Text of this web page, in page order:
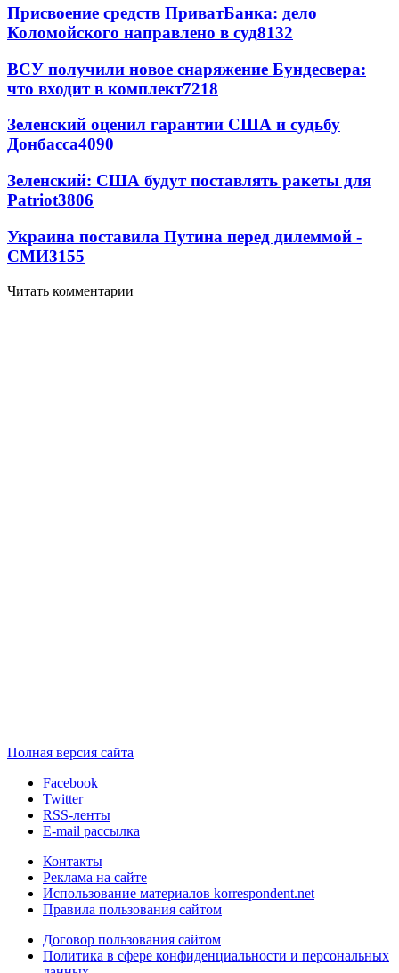
Присвоение средств ПриватБанка: дело
Коломойского направлено в суд8132
ВСУ получили новое снаряжение Бундесвера:
что входит в комплект7218
Зеленский оценил гарантии США и судьбу
Донбасса4090
Зеленский: США будут поставлять ракеты для
Patriot3806
Украина поставила Путина перед дилеммой -
СМИ3155
Читать комментарии
Полная версия сайта
Facebook
Twitter
RSS-ленты
E-mail рассылка
Контакты
Реклама на сайте
Использование материалов korrespondent.net
Правила пользования сайтом
Договор пользования сайтом
Политика в сфере конфиденциальности и персональных